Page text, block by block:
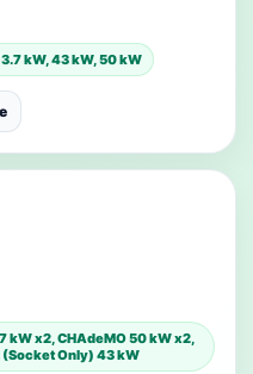
kW, 43 kW, 50 kW
kW x2, CHAdeMO 50 kW x2,
(Socket Only) 43 kW